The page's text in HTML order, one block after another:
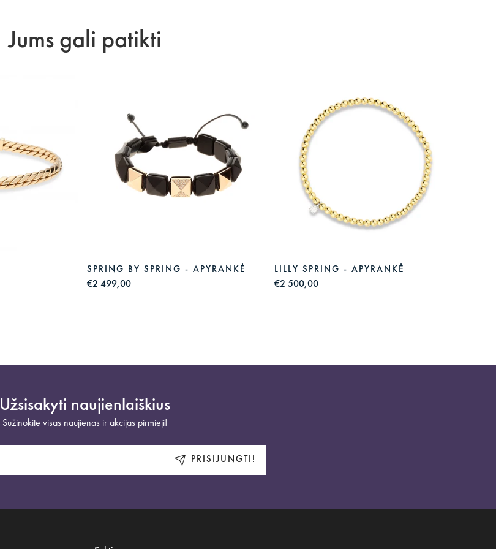
Jums gali patikti
SPRING BY SPRING - APYRANKĖ
€2 499,00
LILLY SPRING - APYRANKĖ
€2 500,00
Užsisakyti naujienlaiškius
Sužinokite visas naujienas ir akcijas pirmieji!
PRISIJUNGTI!